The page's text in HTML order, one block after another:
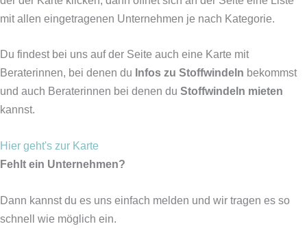
mit allen eingetragenen Unternehmen je nach Kategorie.
Du findest bei uns auf der Seite auch eine Karte mit
Beraterinnen, bei denen du Infos zu Stoffwindeln bekommst
und auch Beraterinnen bei denen du Stoffwindeln mieten
kannst.
Hier geht's zur Karte
Fehlt ein Unternehmen?
Dann kannst du es uns einfach melden und wir tragen es so
schnell wie möglich ein.